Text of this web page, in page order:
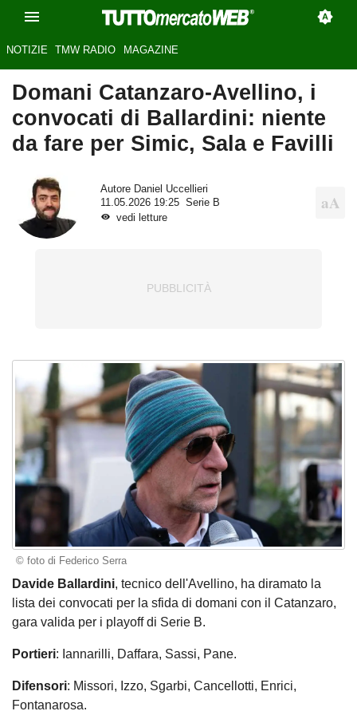
NOTIZIE TMW RADIO MAGAZINE
Domani Catanzaro-Avellino, i
convocati di Ballardini: niente
da fare per Simic, Sala e Favilli
Autore Daniel Uccellieri
11.05.2026 19:25
Serie B
vedi letture
© foto di Federico Serra
Davide Ballardini, tecnico dell'Avellino, ha diramato la
lista dei convocati per la sfida di domani con il Catanzaro,
gara valida per i playoff di Serie B.
Portieri: Iannarilli, Daffara, Sassi, Pane.
Difensori: Missori, Izzo, Sgarbi, Cancellotti, Enrici,
Fontanarosa.